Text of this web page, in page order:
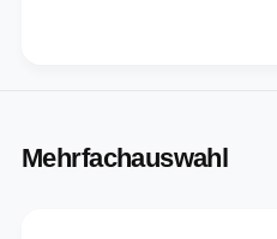
Mehrfachauswahl